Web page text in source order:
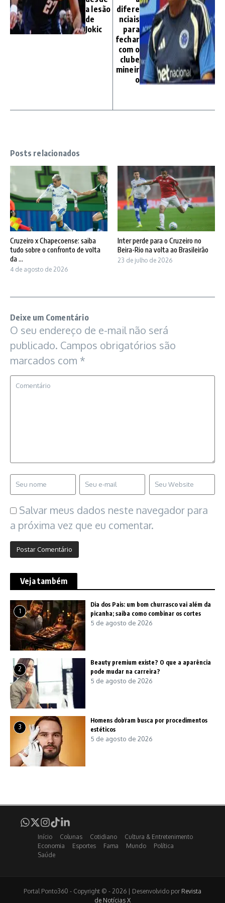
a lesão
de
Jokic
difere
nciais
para
fechar
com o
clube
mineir
o
Posts relacionados
Cruzeiro x Chapecoense: saiba
tudo sobre o confronto de volta
da ...
4 de agosto de 2026
Inter perde para o Cruzeiro no
Beira-Rio na volta ao Brasileirão
23 de julho de 2026
Deixe um Comentário
O seu endereço de e-mail não será
publicado. Campos obrigatórios são
marcados com *
Salvar meus dados neste navegador para
a próxima vez que eu comentar.
Veja também
1
Dia dos Pais: um bom churrasco vai além da
picanha; saiba como combinar os cortes
5 de agosto de 2026
2
Beauty premium existe? O que a aparência
pode mudar na carreira?
5 de agosto de 2026
3
Homens dobram busca por procedimentos
estéticos
5 de agosto de 2026
Início Colunas Cotidiano
Cultura & Entretenimento
Economia
Esportes Fama Mundo
Política
Saúde
Portal Ponto360 - Copyright © - 2026 | Desenvolvido por Revista
de Notícias X